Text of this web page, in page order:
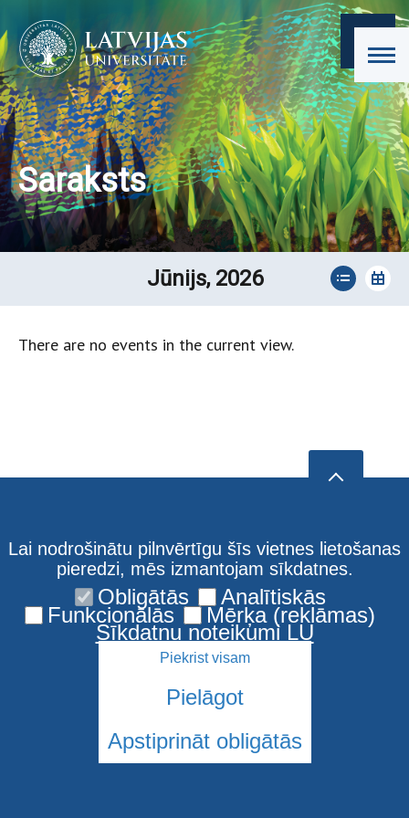
Saraksts
Jūnijs, 2026
There are no events in the current view.
© 2026 Latvijas Universitāte. Visas tiesības aizsargātas
Lai nodrošinātu pilnvērtīgu šīs vietnes lietošanas
pieredzi, mēs izmantojam sīkdatnes.
Obligātās Analītiskās
Funkcionālās Mērķa (reklāmas)
Sīkdatņu noteikumi LU
Piekrist visam
Pielāgot
Apstiprināt obligātās